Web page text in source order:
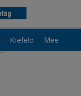
Krefeld Meerbusch